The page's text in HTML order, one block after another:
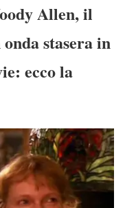
Allen, il
stasera in
ecco la